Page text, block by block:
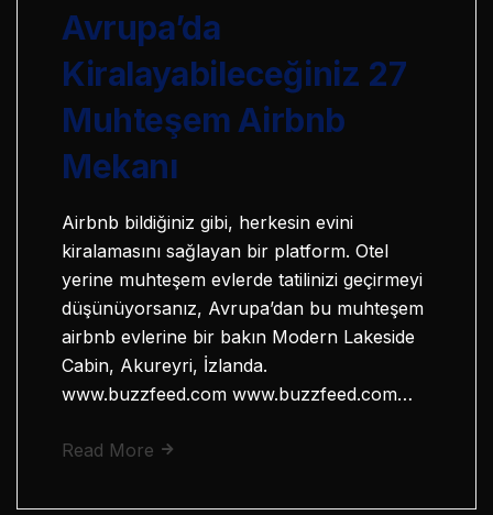
Avrupa’da
Kiralayabileceğiniz 27
Muhteşem Airbnb
Mekanı
Airbnb bildiğiniz gibi, herkesin evini
kiralamasını sağlayan bir platform. Otel
yerine muhteşem evlerde tatilinizi geçirmeyi
düşünüyorsanız, Avrupa’dan bu muhteşem
airbnb evlerine bir bakın Modern Lakeside
Cabin, Akureyri, İzlanda.
www.buzzfeed.com www.buzzfeed.com…
Read More